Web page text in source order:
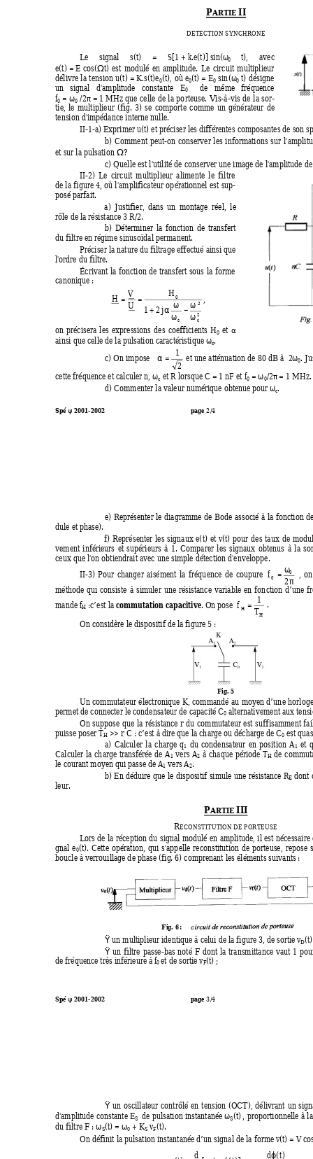
Spé ψ 2001-2002 page 2/
PARTIE II
DETECTION SYNCHRONE
Le signal s(t) = S[1 + k.e(t)] sin(ω0 t), avec
e(t) = E cos(Ωt) est modulé en amplitude. Le circuit multiplieur
délivrelatension u(t) = K.s(t)e0(t), où e0(t) = E0 sin(ω0 t) désigne
un signal d'amplitude constante E0 de même fréquence
f0 = ω0 /2π = 1 MHzque celle delaporteuse. Vis-à-vis de la sor-
tie, le multiplieur (fig. 3) se comporte comme un générateur de
tension d'impédance interne nulle.
II-1-a) Exprimer u(t) et préciser les différentescomposantes de son s
b) Comment peut-on conserver les informations sur l'
et sur la pulsation Ω?
c) Quelleest l'utilité de conserver une image de l'amplitude
II-2) Le circuit multiplieur alimente le filtre
delafigure4, où l'amplificateuropérationnel est sup-
posé parfait.
a) Justifier, dans un montage réel, le
rôle de la résistance 3 R/2.
b) Déterminer la fonction de transfert
du filtre en régime sinusoïdal permanent.
Préciser la nature du filtrage effectuéainsique
l'ordre du filtre.
Écrivantla fonctionde transfertsous la forme
canonique :
2
0
²
2
1
c
c
j
H
U
V
H
ω
ω
ω
ω
α−
+
=
= ,
on précisera les expressions des coefficients H0 et α
ainsi que celle de la pulsation caractéristique ωc.
c) Onimpose α = 1
2
etune atténuation de 80 dB à
  2
ω0. J
cette fréquence et calculer n, ωc et R lorsque C = 1 nFet f0 = ω0/2π = 1 MHz.
d) Commenter la valeur numérique obtenue pour ωc.
Spé ψ 2001-2002 page 3/
e) Représenter le diagramme de Bode associé à la fonction de
dule et phase).
f) Représenter les signaux e(t) et v(t) pour des taux de
vement inférieurs et supérieurs à 1. Comparer les signaux obtenus à la
ceux que l'on obtiendrait avec une simple détection d'enveloppe.
II-3) Pour changer aisément la fréquence de coupure f0
0
2
= ω
π , on
méthode qui consiste à simuler une résistance variable en fonction d’une
mande fH :c’est la commutation capacitive. On pose f
T
H
H
= 1 .
On considère le dispositif de la figure 5 :
Fig. 5
Un commutateur électronique K, commandéau moyen d’une
permet de connecter le condensateur de capacité C0 alternativement aux
On suppose que la résistance r du commutateur est suffisamment
puisse poser TH >> rC : c’est à dire que la charge ou décharge de C0 est
a) Calculer la charge q1 du condensateur en position A1 et q
Calculer la charge transférée de A1 vers A2 à chaque période TH de
le courant moyen qui passe de A1 vers A2.
b)En déduire que le dispositif simule une résistance RE dont
leur.
PARTIE III
RECONSTITUTION DE PORTEUSE
Lors de la réception du signal moduléen amplitude, il estnécessaire
gnal e0(t). Cette opération, qui s'appelle reconstitution de porteuse, repose
boucle à verrouillage de phase(fig. 6) comprenant les éléments suivants :
Ÿ un multiplieur identique à celui de la figure 3, de sortie vD(t)
Ÿ un filtre passe-bas noté F dont la transmittance vaut 1 pou
de fréquence très inférieure à f0 et de sortie vF(t) ;
Fig. 6 :
Ÿ un oscillateur contrôlé en tension (OCT), délivrant un sig
d'amplitude constante ES de pulsation instantanée ωS(t), proportionnelle àla
du filtre F : ωS(t) = ω0 + KS vF(t).
On définit la pulsation instantanée d’un signal de la forme v(t) = Vco
ϕ( )
d d t